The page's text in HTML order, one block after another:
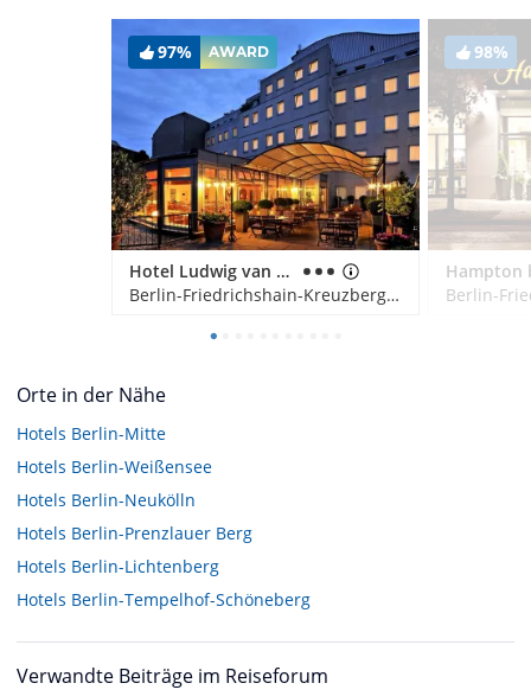
97% AWARD
Hotel Ludwig van Beethoven
Berlin-Friedrichshain-Kreuzberg, Deutschland
98%
Orte in der Nähe
Hotels Berlin-Mitte
Hotels Berlin-Weißensee
Hotels Berlin-Neukölln
Hotels Berlin-Prenzlauer Berg
Hotels Berlin-Lichtenberg
Hotels Berlin-Tempelhof-Schöneberg
Verwandte Beiträge im Reiseforum